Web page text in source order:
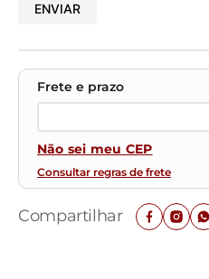
ENVIAR
Não sei meu CEP
Consultar regras de frete
Compartilhar